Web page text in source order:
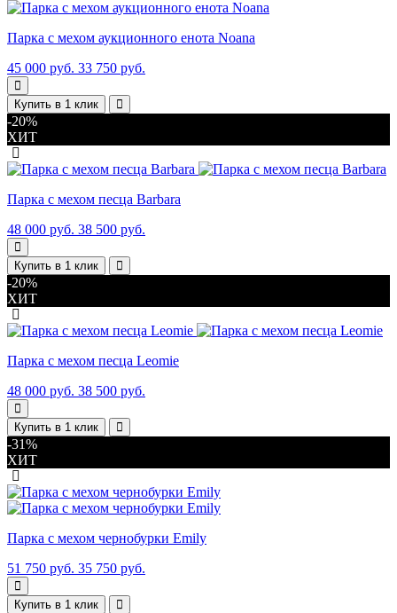
Парка с мехом аукционного енота Noana
45 000 руб. 33 750 руб.
Купить в 1 клик
-20%
ХИТ
Парка с мехом песца Barbara
48 000 руб. 38 500 руб.
Купить в 1 клик
-20%
ХИТ
Парка с мехом песца Leomie
48 000 руб. 38 500 руб.
Купить в 1 клик
-31%
ХИТ
Парка с мехом чернобурки Emily
51 750 руб. 35 750 руб.
Купить в 1 клик